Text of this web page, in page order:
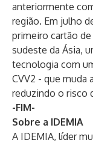
anteriormente
região. Em julho
primeiro cartão
sudeste da Ásia,
tecnologia com
CVV2 - que muda
reduzindo o risco
-FIM-
Sobre a IDEMIA
A IDEMIA, líder